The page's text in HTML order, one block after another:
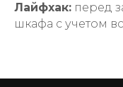
Лайфхак: перед
шкафа с учетом